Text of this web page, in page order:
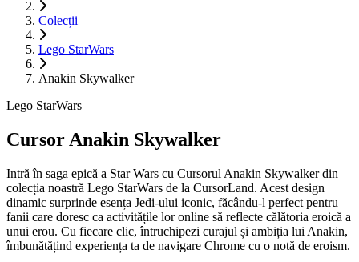
Colecții
Lego StarWars
Anakin Skywalker
Lego StarWars
Cursor Anakin Skywalker
Intră în saga epică a Star Wars cu Cursorul Anakin Skywalker din
colecția noastră Lego StarWars de la CursorLand. Acest design
dinamic surprinde esența Jedi-ului iconic, făcându-l perfect pentru
fanii care doresc ca activitățile lor online să reflecte călătoria eroică a
unui erou. Cu fiecare clic, întruchipezi curajul și ambiția lui Anakin,
îmbunătățind experiența ta de navigare Chrome cu o notă de eroism.